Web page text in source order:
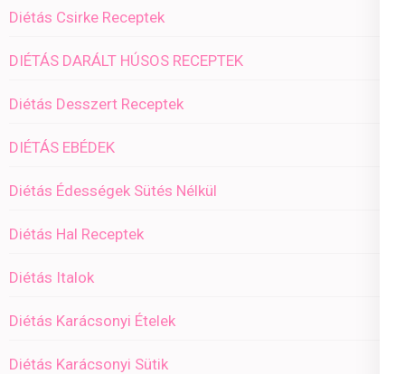
Diétás Csirke Receptek
DIÉTÁS DARÁLT HÚSOS RECEPTEK
Diétás Desszert Receptek
DIÉTÁS EBÉDEK
Diétás Édességek Sütés Nélkül
Diétás Hal Receptek
Diétás Italok
Diétás Karácsonyi Ételek
Diétás Karácsonyi Sütik